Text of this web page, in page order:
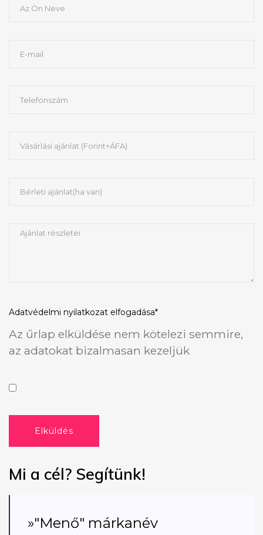
Adatvédelmi nyilatkozat elfogadása*
Az űrlap elküldése nem kötelezi semmire,
az adatokat bizalmasan kezeljük
Elküldés
Mi a cél? Segítünk!
»"Menő" márkanév